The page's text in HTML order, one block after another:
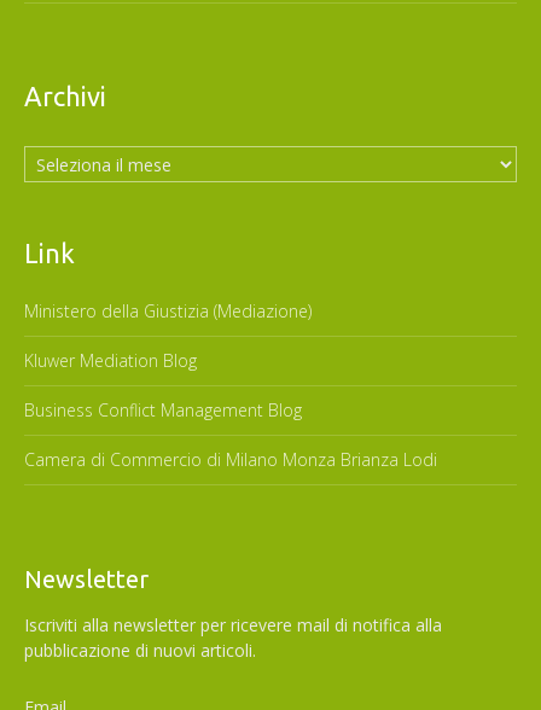
Archivi
Archivi
Link
Ministero della Giustizia (Mediazione)
Kluwer Mediation Blog
Business Conflict Management Blog
Camera di Commercio di Milano Monza Brianza Lodi
Newsletter
Iscriviti alla newsletter per ricevere mail di notifica alla
pubblicazione di nuovi articoli.